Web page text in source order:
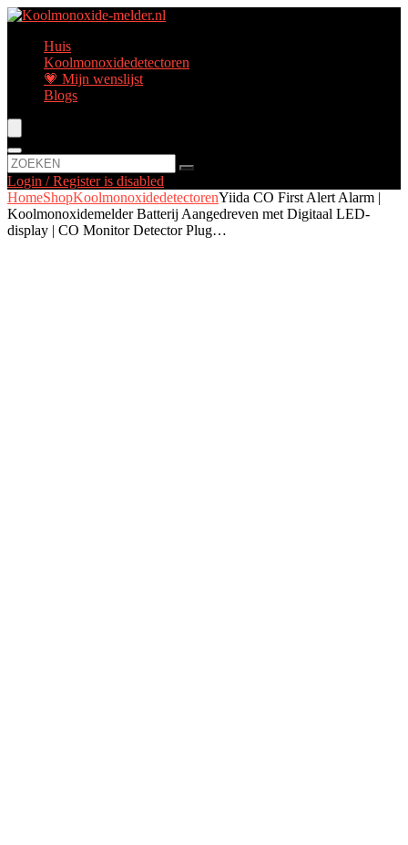
Huis
Koolmonoxidedetectoren
💗 Mijn wenslijst
Blogs
Login / Register is disabled
HomeShopKoolmonoxidedetectorenYiida CO First Alert Alarm |
Koolmonoxidemelder Batterij Aangedreven met Digitaal LED-
display | CO Monitor Detector Plug…